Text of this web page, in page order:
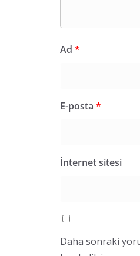
Ad *
E-posta *
İnternet sitesi
Daha sonraki